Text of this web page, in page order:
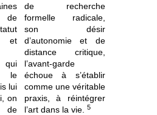
de
et
le
lui
on
de
de recherche
formelle radicale,
son désir
d’autonomie et de
distance critique,
l’avant-garde
échoue à s’établir
comme une véritable
praxis, à réintégrer
l’art dans la vie.
5